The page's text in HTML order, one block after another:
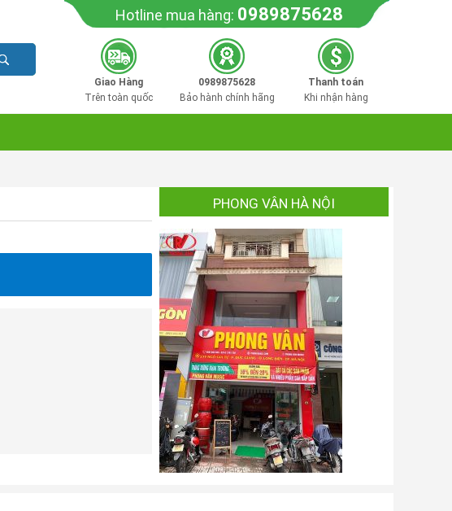
Hotline mua hàng: 0989875628
Giao Hàng
Trên toàn quốc
0989875628
Bảo hành chính hãng
Thanh toán
Khi nhận hàng
PHONG VÂN HÀ NỘI